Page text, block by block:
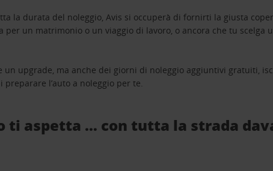
la durata del noleggio, Avis si occuperà di fornirti la giusta
per un matrimonio o un viaggio di lavoro, o ancora che tu
upgrade, ma anche dei giorni di noleggio aggiuntivi gratuiti,
preparare l’auto a noleggio per te.
ti aspetta … con tutta la strada